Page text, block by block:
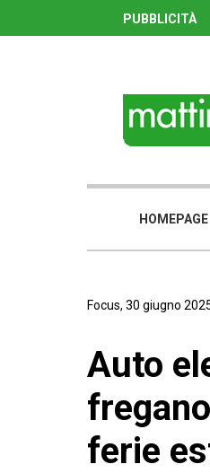
PUBBLICITÀ
HOMEPAGE
Focus, 30 giugno
Auto
ferie